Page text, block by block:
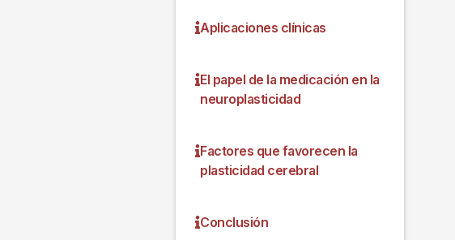
Aplicaciones clínicas
El papel de la medicación en la
neuroplasticidad
Factores que favorecen la
plasticidad cerebral
Conclusión